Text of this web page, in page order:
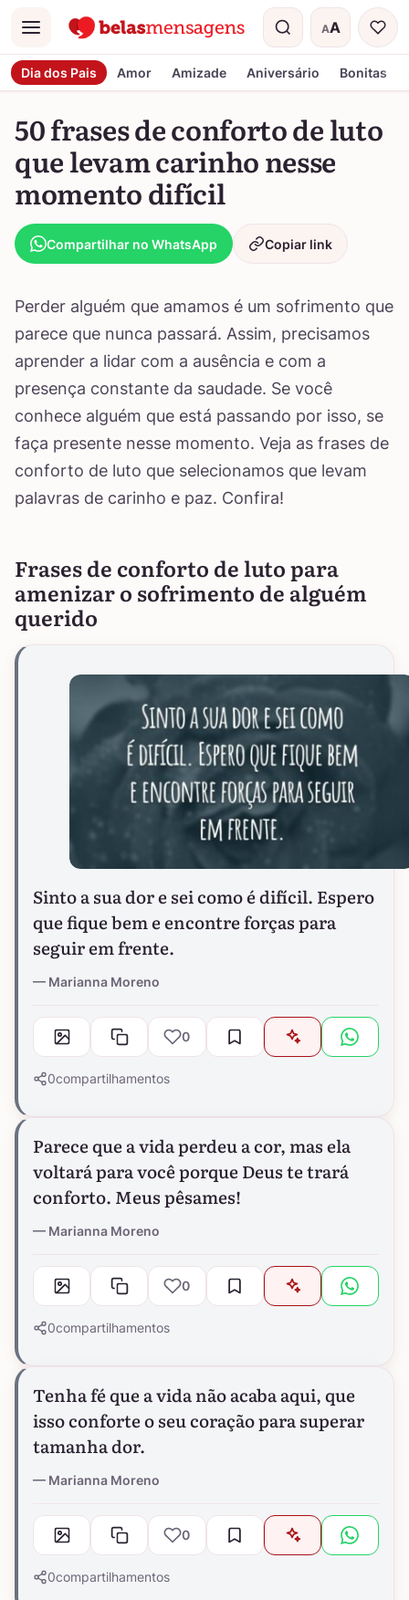
Menu AA
Tamanho do
Dia dos Pais Amor Amizade Aniversário Bonitas
50 frases de conforto de luto
que levam carinho nesse
momento difícil
Compartilhar no WhatsApp Copiar link
Perder alguém que amamos é um sofrimento que
parece que nunca passará. Assim, precisamos
aprender a lidar com a ausência e com a
presença constante da saudade. Se você
conhece alguém que está passando por isso, se
faça presente nesse momento. Veja as frases de
conforto de luto que selecionamos que levam
palavras de carinho e paz. Confira!
Frases de conforto de luto para
amenizar o sofrimento de alguém
querido
Sinto a sua dor e sei como é difícil. Espero
que fique bem e encontre forças para
seguir em frente.
Marianna Moreno
0
0compartilhamentos
Parece que a vida perdeu a cor, mas ela
voltará para você porque Deus te trará
conforto. Meus pêsames!
Marianna Moreno
0
0compartilhamentos
Tenha fé que a vida não acaba aqui, que
isso conforte o seu coração para superar
tamanha dor.
Marianna Moreno
0
0compartilhamentos